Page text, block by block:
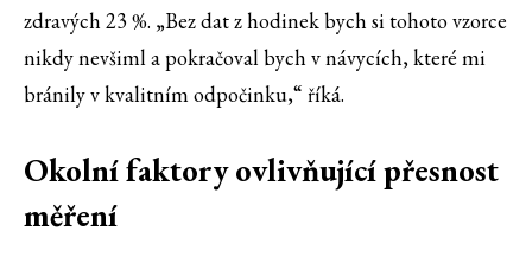
zdravých 23 %. „Bez dat z hodinek bych si tohoto vzorce
nikdy nevšiml a pokračoval bych v návycích, které mi
bránily v kvalitním odpočinku,“ říká.
Okolní faktory ovlivňující přesnost
měření